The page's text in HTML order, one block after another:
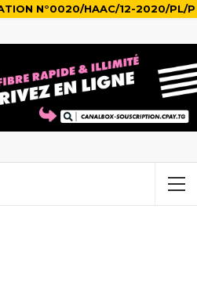
N°0020/HAAC/12-2020/PL/P